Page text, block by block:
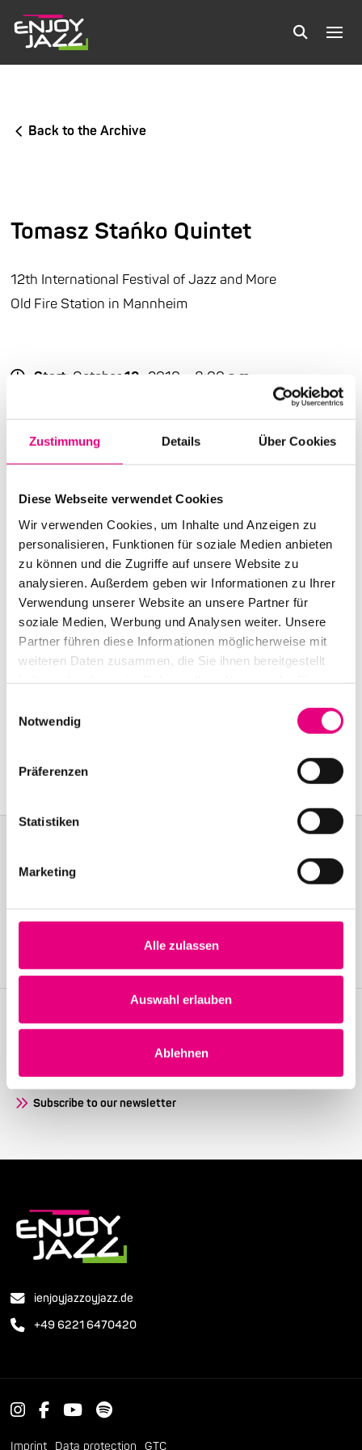
Zustimmung Details Über Cookies
Diese Webseite verwendet Cookies
Wir verwenden Cookies, um Inhalte und Anzeigen zu
personalisieren, Funktionen für soziale Medien anbieten
zu können und die Zugriffe auf unsere Website zu
analysieren. Außerdem geben wir Informationen zu Ihrer
Verwendung unserer Website an unsere Partner für
soziale Medien, Werbung und Analysen weiter. Unsere
Partner führen diese Informationen möglicherweise mit
weiteren Daten zusammen, die Sie ihnen bereitgestellt
Notwendig
Präferenzen
Statistiken
Marketing
Alle zulassen
Auswahl erlauben
Ablehnen
Back to the Archive
Tomasz Stańko Quintet
12th International Festival of Jazz and More
Old Fire Station in Mannheim
Start: October12 , 2010 – 8:00 p.m.
End:October
, 2010 – 10:30 p.m.
Tomasz Stańko: tr
Jakob Bro: g
Anders Christensen: b
Olavi Louhivuori: dr
Advance ticket price: €22
Box office: €26
Old Fire Station Mannheim: Brückenstraße2,
Mannheim
Receive the latest news regularly with our Enjoy Jazz.
Subscribe to our newsletter
ienjoyjazzoyjazz.de
+49 6221 6470420
Imprint Data protection GTC